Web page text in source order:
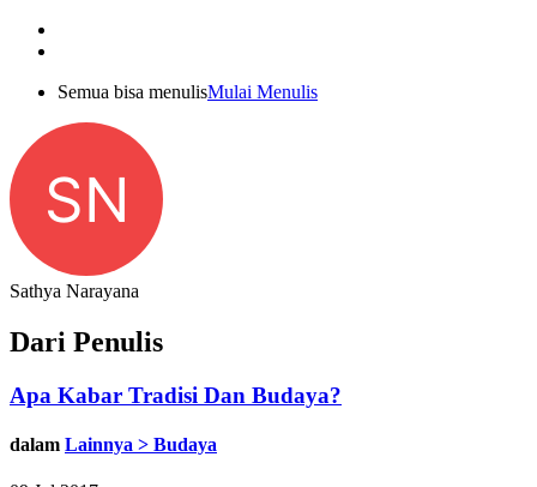
Semua bisa menulisMulai Menulis
SN
Sathya Narayana
Dari Penulis
Apa Kabar Tradisi Dan Budaya?
dalam Lainnya > Budaya